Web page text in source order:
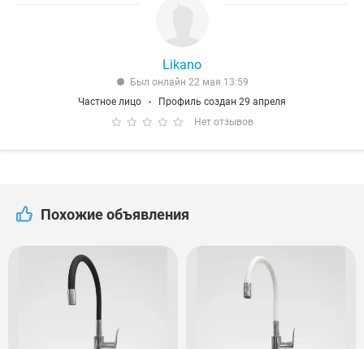
Likano
Был онлайн 22 мая 13:59
Частное лицо
Профиль создан 29 апреля
Нет отзывов
Похожие объявления